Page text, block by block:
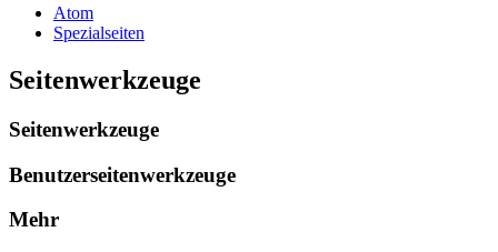
Atom
Spezialseiten
Seitenwerkzeuge
Seitenwerkzeuge
Benutzerseitenwerkzeuge
Mehr